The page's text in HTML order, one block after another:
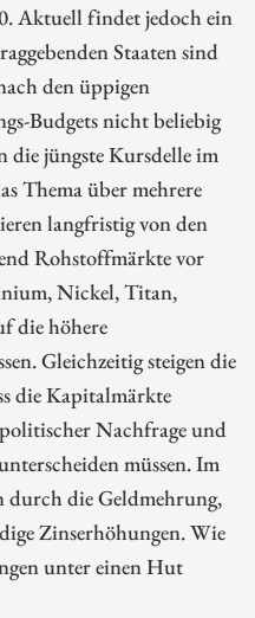
Aktuell findet jedoch ein
Staaten sind
den üppigen
Budgets nicht beliebig
die jüngste Kursdelle im
Thema über mehrere
langfristig von den
Rohstoffmärkte vor
Nickel, Titan,
die höhere
Gleichzeitig steigen die
die Kapitalmärkte
Nachfrage und
müssen. Im
die Geldmehrung,
Zinserhöhungen. Wie
unter einen Hut